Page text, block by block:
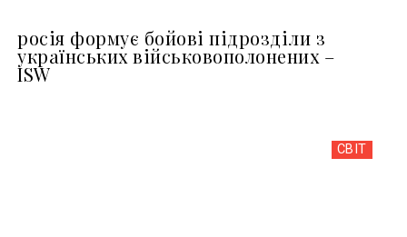
росія формує бойові підрозділи з
українських військовополонених –
ISW
СВІТ